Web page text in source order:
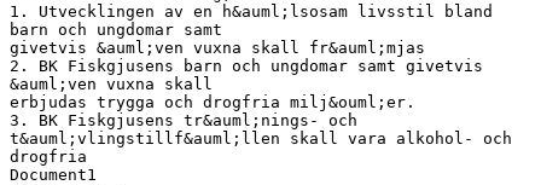
1. Utvecklingen av en h&auml;lsosam livsstil bland
barn och ungdomar samt
givetvis &auml;ven vuxna skall fr&auml;mjas
2. BK Fiskgjusens barn och ungdomar samt givetvis
&auml;ven vuxna skall
erbjudas trygga och drogfria milj&ouml;er.
3. BK Fiskgjusens tr&auml;nings- och
t&auml;vlingstillf&auml;llen skall vara alkohol- och
drogfria
Document1